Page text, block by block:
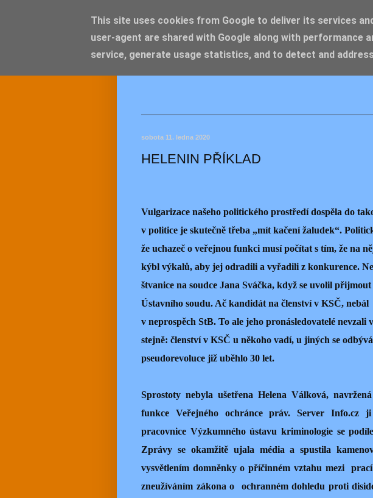
JEMELIK
sobota 11. ledna 2020
HELENIN PŘÍKLAD
Vulgarizace našeho politického prostředí dospěla do
v politice je skutečně třeba „mít kačení žaludek“.
že uchazeč o veřejnou funkci musí počítat s tím, že na
kýbl výkalů, aby jej odradili a vyřadili z konkurence.
štvanice na soudce Jana Sváčka, když se uvolil
Ústavního soudu. Ač kandidát na členství v KSČ, nebál
v neprospěch StB. To ale jeho pronásledovatelé nevzali
stejně: členství v KSČ u někoho vadí, u jiných se
pseudorevoluce již uběhlo 30 let.
Sprostoty nebyla ušetřena Helena Válková,
funkce Veřejného ochránce práv. Server Info.cz
pracovnice Výzkumného ústavu kriminologie se
Zprávy se okamžitě ujala média a spustila
vysvětlením domněnky o příčinném vztahu mezi
prací
zneužíváním zákona o
ochranném dohledu proti
This site uses cookies from Google to deliver its services
user-agent are shared with Google along with performance
service, generate usage statistics, and to detect and